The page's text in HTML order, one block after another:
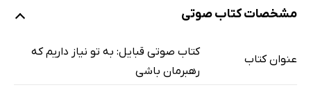
نمونه
18 دقیقه
بخش دوم: آن شراب شیراز چگونه بود؟
مشخصات کتاب صوتی
عنوان کتاب
کتاب صوتی قبایل: به تو نیاز داریم که
رهبرمان باشی